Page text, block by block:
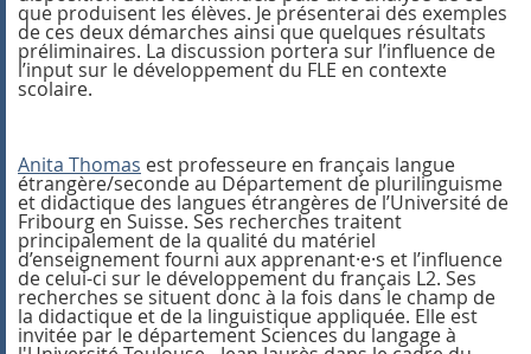
que produisent les élèves. Je présenterai des exemples
de ces deux démarches ainsi que quelques résultats
préliminaires. La discussion portera sur l’influence de
l’input sur le développement du FLE en contexte
scolaire.
Anita Thomas est professeure en français langue
étrangère/seconde au Département de plurilinguisme
et didactique des langues étrangères de l’Université de
Fribourg en Suisse. Ses recherches traitent
principalement de la qualité du matériel
d’enseignement fourni aux apprenant·e·s et l’influence
de celui-ci sur le développement du français L2. Ses
recherches se situent donc à la fois dans le champ de
la didactique et de la linguistique appliquée. Elle est
invitée par le département Sciences du langage à